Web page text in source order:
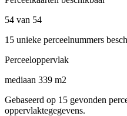
54 van 54
15 unieke perceelnummers
Perceeloppervlak
mediaan 339 m2
Gebaseerd op 15 gevonden
oppervlaktegegevens.